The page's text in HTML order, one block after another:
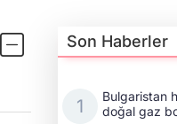
Son Haberler
Bulgaristan
doğal gaz